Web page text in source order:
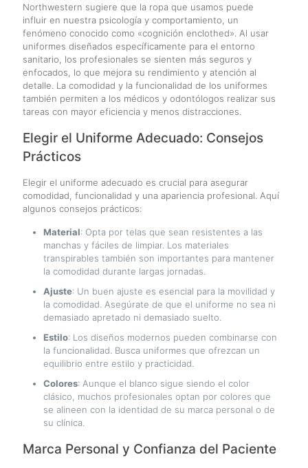
Northwestern sugiere que la ropa que usamos puede
influir en nuestra psicología y comportamiento, un
fenómeno conocido como «cognición enclothed». Al usar
uniformes diseñados específicamente para el entorno
sanitario, los profesionales se sienten más seguros y
enfocados, lo que mejora su rendimiento y atención al
detalle. La comodidad y la funcionalidad de los uniformes
también permiten a los médicos y odontólogos realizar sus
tareas con mayor eficiencia y menos distracciones.
Elegir el Uniforme Adecuado: Consejos
Prácticos
Elegir el uniforme adecuado es crucial para asegurar
comodidad, funcionalidad y una apariencia profesional. Aquí
algunos consejos prácticos:
Material: Opta por telas que sean resistentes a las
manchas y fáciles de limpiar. Los materiales
transpirables también son importantes para mantener
la comodidad durante largas jornadas.
Ajuste: Un buen ajuste es esencial para la movilidad y
la comodidad. Asegúrate de que el uniforme no sea ni
demasiado apretado ni demasiado suelto.
Estilo: Los diseños modernos pueden combinarse con
la funcionalidad. Busca uniformes que ofrezcan un
equilibrio entre estilo y practicidad.
Colores: Aunque el blanco sigue siendo el color
clásico, muchos profesionales optan por colores que
se alineen con la identidad de su marca personal o de
su clínica.
Marca Personal y Confianza del Paciente